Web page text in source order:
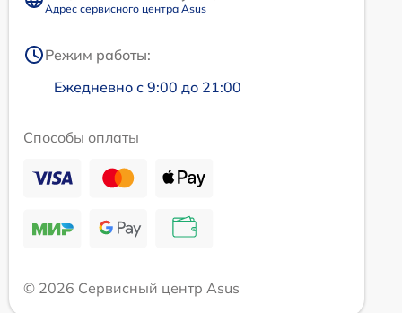
Адрес сервисного центра Asus
Режим работы:
Ежедневно с 9:00 до 21:00
Способы оплаты
© 2026 Сервисный центр Asus